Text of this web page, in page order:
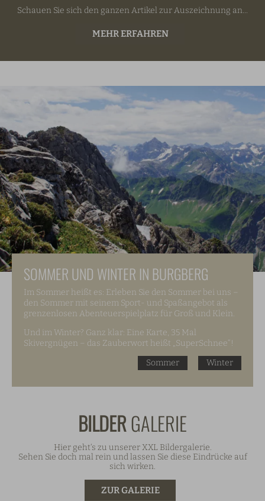
Schauen Sie sich den ganzen Artikel zur Auszeichnung an...
MEHR ERFAHREN
SOMMER UND WINTER IN BURGBERG
Im Sommer heißt es: Erleben Sie den Sommer bei uns –
den Sommer mit seinem Sport- und Spaßangebot als
grenzenlosen Abenteuerspielplatz für Groß und Klein.
Und im Winter? Ganz klar: Eine Karte, 35 Mal
Skivergnügen – das Zauberwort heißt „SuperSchnee“!
Sommer
Winter
BILDERGALERIE
Hier geht‘s zu unserer XXL Bildergalerie.
Sehen Sie doch mal rein und lassen Sie diese Eindrücke auf
sich wirken.
ZUR GALERIE